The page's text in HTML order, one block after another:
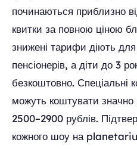
починаються приблизно
квитки за повною ціною
знижені тарифи діють для
пенсіонерів, а діти до 3
безкоштовно. Спеціальні
можуть коштувати
2500–2900 рублів.
кожного шоу на